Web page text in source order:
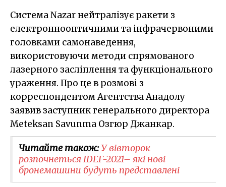
Система Nazar нейтралізує ракети з
електроннооптичними та інфрачервоними
головками самонаведення,
використовуючи методи спрямованого
лазерного засліплення та функціонального
ураження. Про це в розмові з
корреспондентом Агентства Анадолу
заявив заступник генерального директора
Meteksan Savunma Озгюр Джанкар.
Читайте також:У вівторок
розпочнеться IDEF-2021– які нові
бронемашини будуть представлені